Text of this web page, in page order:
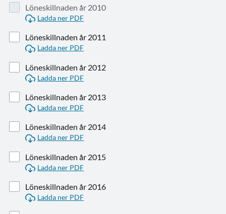
Löneskillnaden år 2010
Ladda ner PDF
Löneskillnaden år 2011
Ladda ner PDF
Löneskillnaden år 2012
Ladda ner PDF
Löneskillnaden år 2013
Ladda ner PDF
Löneskillnaden år 2014
Ladda ner PDF
Löneskillnaden år 2015
Ladda ner PDF
Löneskillnaden år 2016
Ladda ner PDF